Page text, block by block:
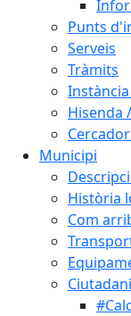
Punts
Serveis
Tràmits
Hisenda
Municipi
Història
Com